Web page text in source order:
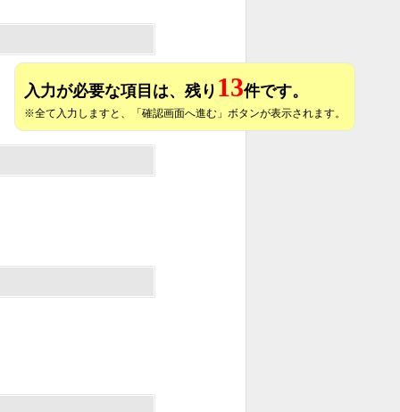
入力が必要な項目は、残り 13件です。
※全て入力しますと、「確認画面へ進む」ボタンが表示されます。